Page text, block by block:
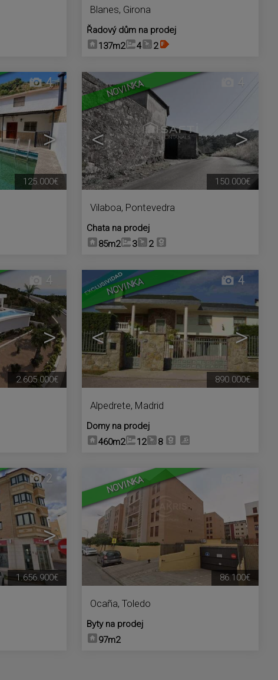
Blanes, Girona
Řadový dům na prodej
137m2
4 2
>
4
125.000€
NOVINKA
< >
4
Vilaboa, Pontevedra
Chata na prodej
85m2
3 2
150.000€
>
4
2.605.000€
NOVINKA
< >
4
Alpedrete, Madrid
Domy na prodej
460m2
12 8
890.000€
>
2
1.656.900€
NOVINKA
Ocaña, Toledo
Byty na prodej
97m2
86.100€